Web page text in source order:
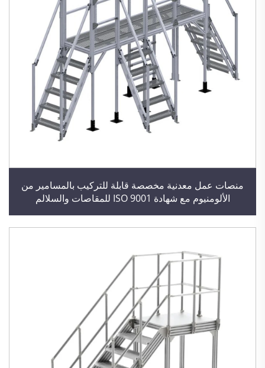
منصات عمل معدنية مخصصة قابلة للتركيب بالمسامير من
الألومنيوم مع شهادة ISO 9001 للمقاصات والسلالم